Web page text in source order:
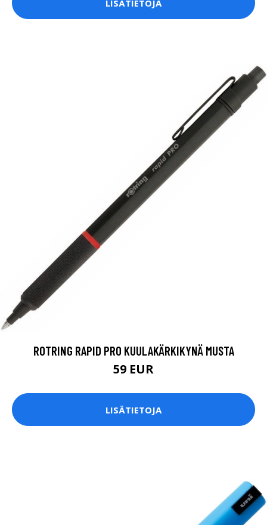
LISÄTIETOJA
ROTRING RAPID PRO KUULAKÄRKIKYNÄ MUSTA
59 EUR
LISÄTIETOJA